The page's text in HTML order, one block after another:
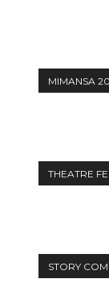
MIMANSA
THEATRE
STORY